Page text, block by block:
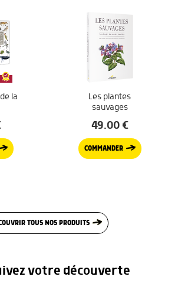
la
Les plantes
sauvages
49.00€
COMMANDER
TOUS NOS PRODUITS
votre découverte